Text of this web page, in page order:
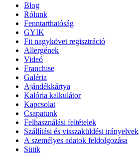
Blog
Rólunk
Fenntarthatóság
GYIK
Fit nagykövet regisztráció
Allergének
Videó
Franchise
Galéria
Ajándékkártya
Kalória kalkulátor
Kapcsolat
Csapatunk
Felhasználási feltételek
Szállítási és visszaküldési irányelvek
A személyes adatok feldolgozása
Sütik